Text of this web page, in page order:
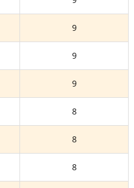
9
9
9
8
8
8